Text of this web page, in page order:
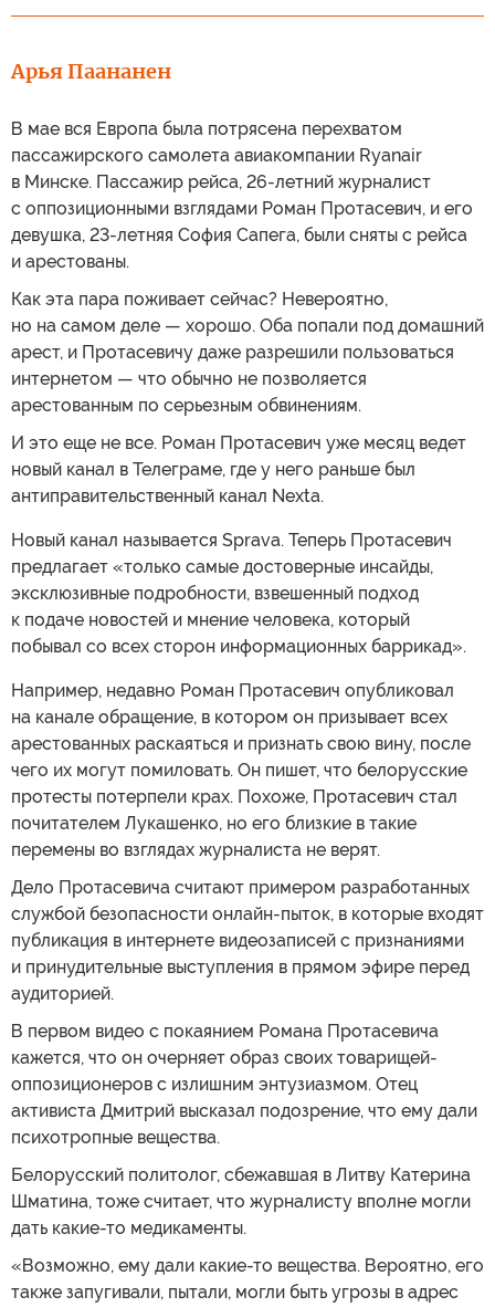
Арья Паананен
В мае вся Европа была потрясена перехватом
пассажирского самолета авиакомпании Ryanair
в Минске. Пассажир рейса, 26-летний журналист
с оппозиционными взглядами Роман Протасевич, и его
девушка, 23-летняя София Сапега, были сняты с рейса
и арестованы.
Как эта пара поживает сейчас? Невероятно,
но на самом деле — хорошо. Оба попали под домашний
арест, и Протасевичу даже разрешили пользоваться
интернетом — что обычно не позволяется
арестованным по серьезным обвинениям.
И это еще не все. Роман Протасевич уже месяц ведет
новый канал в Телеграме, где у него раньше был
антиправительственный канал Nexta.
Новый канал называется Sprava. Теперь Протасевич
предлагает «только самые достоверные инсайды,
эксклюзивные подробности, взвешенный подход
к подаче новостей и мнение человека, который
побывал со всех сторон информационных баррикад».
Например, недавно Роман Протасевич опубликовал
на канале обращение, в котором он призывает всех
арестованных раскаяться и признать свою вину, после
чего их могут помиловать. Он пишет, что белорусские
протесты потерпели крах. Похоже, Протасевич стал
почитателем Лукашенко, но его близкие в такие
перемены во взглядах журналиста не верят.
Дело Протасевича считают примером разработанных
службой безопасности онлайн-пыток, в которые входят
публикация в интернете видеозаписей с признаниями
и принудительные выступления в прямом эфире перед
аудиторией.
В первом видео с покаянием Романа Протасевича
кажется, что он очерняет образ своих товарищей-
оппозиционеров с излишним энтузиазмом. Отец
активиста Дмитрий высказал подозрение, что ему дали
психотропные вещества.
Белорусский политолог, сбежавшая в Литву Катерина
Шматина, тоже считает, что журналисту вполне могли
дать какие-то медикаменты.
«Возможно, ему дали какие-то вещества. Вероятно, его
также запугивали, пытали, могли быть угрозы в адрес